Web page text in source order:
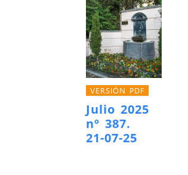
VERSIÓN PDF
Julio 2025
nº 387.
21-07-25